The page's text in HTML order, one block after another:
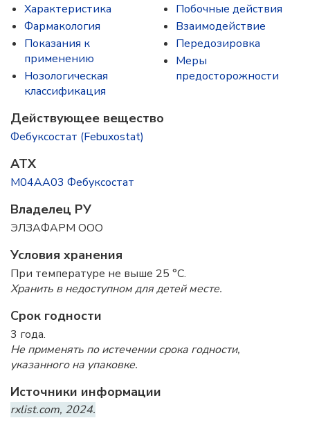
Характеристика
Фармакология
Показания к
применению
Нозологическая
классификация
Побочные действия
Взаимодействие
Передозировка
Меры
предосторожности
Действующее вещество
Фебуксостат (Febuxostat)
ATX
M04AA03 Фебуксостат
Владелец РУ
ЭЛЗАФАРМ ООО
Условия хранения
При температуре не выше 25 °C.
Хранить в недоступном для детей месте.
Срок годности
3 года.
Не применять по истечении срока годности,
указанного на упаковке.
Источники информации
rxlist.com, 2024.